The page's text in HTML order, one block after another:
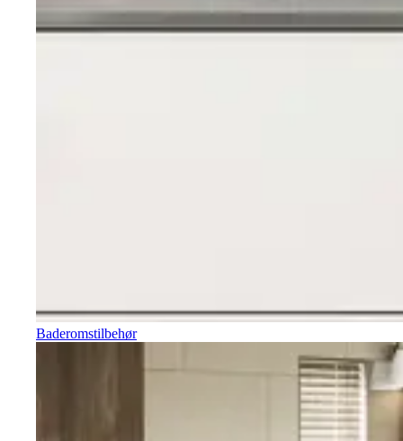
Baderomstilbehør